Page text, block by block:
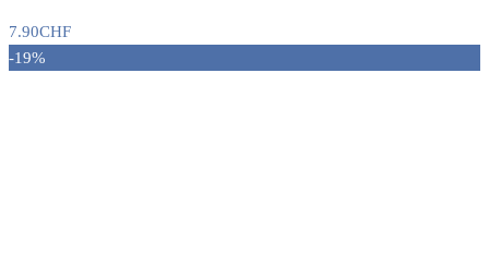
7.90CHF
-19%